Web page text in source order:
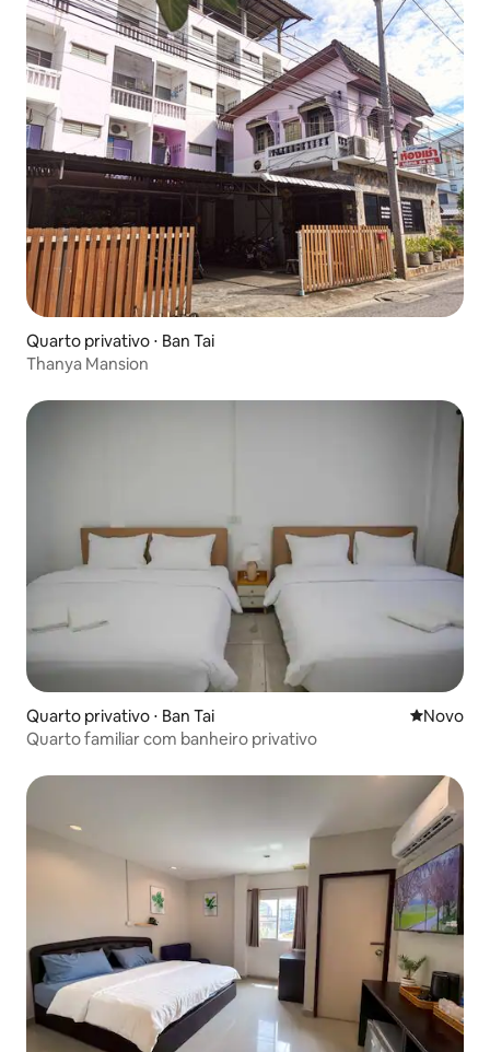
Quarto privativo ⋅ Ban Tai
Thanya Mansion
Quarto privativo ⋅ Ban Tai Novo
Novo
Quarto familiar com banheiro privativo